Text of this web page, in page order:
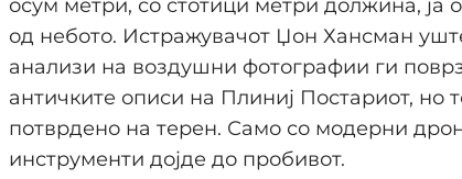
осум метри, со стотици метри должина, ја
од небото. Истражувачот Џон Хансман
анализи на воздушни фотографии ги
античките описи на Плиниј Постариот, но
потврдено на терен. Само со модерни
инструменти дојде до пробивот.